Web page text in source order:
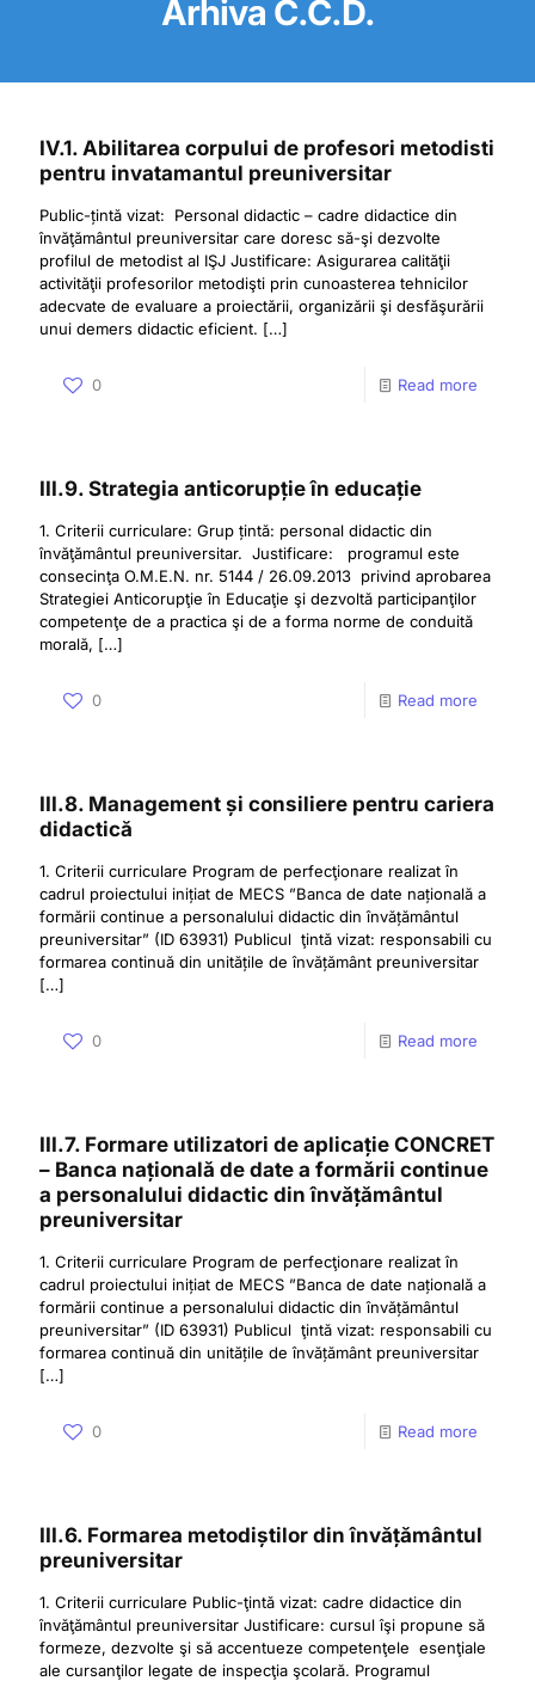
Arhiva C.C.D.
IV.1. Abilitarea corpului de profesori metodisti
pentru invatamantul preuniversitar
Public-țintă vizat: Personal didactic – cadre didactice din
învăţământul preuniversitar care doresc să-şi dezvolte
profilul de metodist al IŞJ Justificare: Asigurarea calităţii
activităţii profesorilor metodişti prin cunoasterea tehnicilor
adecvate de evaluare a proiectării, organizării şi desfăşurării
unui demers didactic eficient. […]
0 Read more
III.9. Strategia anticorupție în educație
1. Criterii curriculare: Grup țintă: personal didactic din
învăţământul preuniversitar. Justificare: programul este
consecinţa O.M.E.N. nr. 5144 / 26.09.2013 privind aprobarea
Strategiei Anticorupţie în Educaţie şi dezvoltă participanţilor
competenţe de a practica şi de a forma norme de conduită
morală, […]
0 Read more
III.8. Management și consiliere pentru cariera
didactică
1. Criterii curriculare Program de perfecţionare realizat în
cadrul proiectului inițiat de MECS ”Banca de date națională a
formării continue a personalului didactic din învățământul
preuniversitar” (ID 63931) Publicul ţintă vizat: responsabili cu
formarea continuă din unitățile de învățământ preuniversitar
[…]
0 Read more
III.7. Formare utilizatori de aplicație CONCRET
– Banca națională de date a formării continue
a personalului didactic din învățământul
preuniversitar
1. Criterii curriculare Program de perfecţionare realizat în
cadrul proiectului inițiat de MECS ”Banca de date națională a
formării continue a personalului didactic din învățământul
preuniversitar” (ID 63931) Publicul ţintă vizat: responsabili cu
formarea continuă din unitățile de învățământ preuniversitar
[…]
0 Read more
III.6. Formarea metodiștilor din învățământul
preuniversitar
1. Criterii curriculare Public-ţintă vizat: cadre didactice din
învăţământul preuniversitar Justificare: cursul îşi propune să
formeze, dezvolte şi să accentueze competenţele esenţiale
ale cursanţilor legate de inspecţia şcolară. Programul